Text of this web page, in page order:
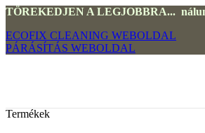
TÖREKEDJEN A LEGJOBBRA...
ECOFIX CLEANING WEBOLDAL
PÁRÁSÍTÁS WEBOLDAL
Termékek